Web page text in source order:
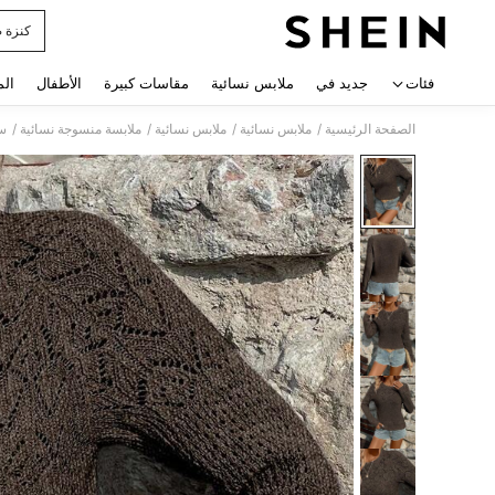
كنزة
فئات جديد في ملابس نسائية مقاسات كبيرة الأطفال
الصفحة الرئيسية / ملابس نسائية / ملابس نسائية / ملابسة منسوجة نسائية /